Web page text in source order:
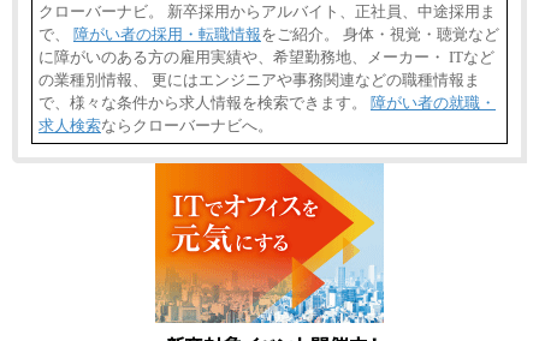
クローバーナビ。 新卒採用からアルバイト、正社員、中途採用ま
で、 障がい者の採用・転職情報をご紹介。 身体・視覚・聴覚など
に障がいのある方の雇用実績や、希望勤務地、メーカー・ ITなど
の業種別情報、 更にはエンジニアや事務関連などの職種情報ま
で、様々な条件から求人情報を検索できます。 障がい者の就職・
求人検索ならクローバーナビへ。